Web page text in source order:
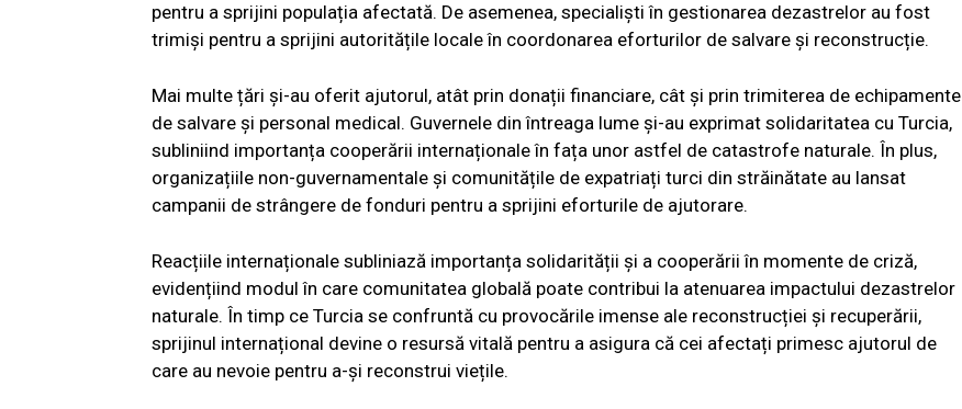
pentru a sprijini populația afectată. De asemenea, specialiști în gestionarea dezastrelor au fost
trimiși pentru a sprijini autoritățile locale în coordonarea eforturilor de salvare și reconstrucție.
Mai multe țări și-au oferit ajutorul, atât prin donații financiare, cât și prin trimiterea de echipamente
de salvare și personal medical. Guvernele din întreaga lume și-au exprimat solidaritatea cu Turcia,
subliniind importanța cooperării internaționale în fața unor astfel de catastrofe naturale. În plus,
organizațiile non-guvernamentale și comunitățile de expatriați turci din străinătate au lansat
campanii de strângere de fonduri pentru a sprijini eforturile de ajutorare.
Reacțiile internaționale subliniază importanța solidarității și a cooperării în momente de criză,
evidențiind modul în care comunitatea globală poate contribui la atenuarea impactului dezastrelor
naturale. În timp ce Turcia se confruntă cu provocările imense ale reconstrucției și recuperării,
sprijinul internațional devine o resursă vitală pentru a asigura că cei afectați primesc ajutorul de
care au nevoie pentru a-și reconstrui viețile.